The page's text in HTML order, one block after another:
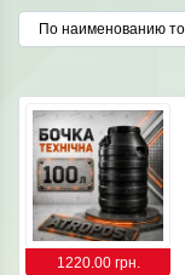
1220.00 грн.